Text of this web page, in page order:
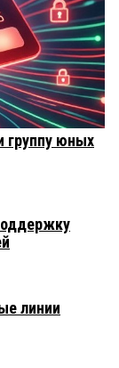
группу юных
линии